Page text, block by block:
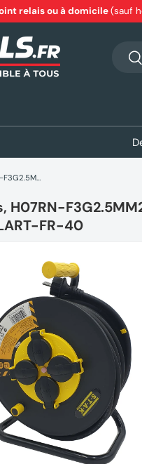
relais ou à domicile(sauf
Enrouleur pro, 4 prises, H07RN-F3G2.5MM2, 40M , NF,CE - IP44. - VELAMP - REELART-FR-40
H07RN-
FR-40